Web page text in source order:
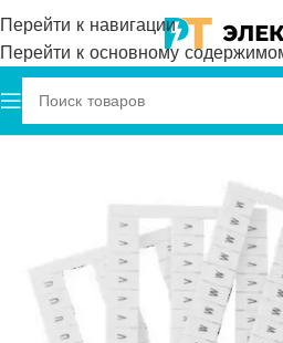
Перейти к навигации
Перейти к основному
Главная Onka Маркировка